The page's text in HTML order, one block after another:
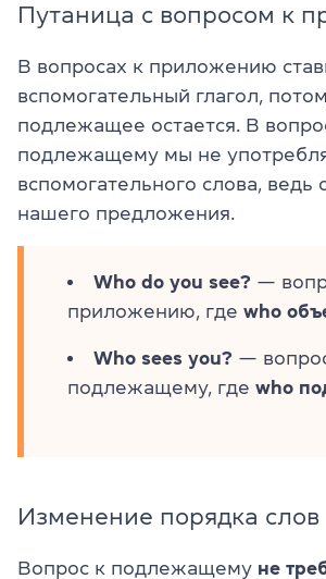
Путаница с вопросом к
В вопросах к приложению
вспомогательный глагол,
подлежащее остается. В
подлежащему мы не
вспомогательного слова,
нашего предложения.
Who do you see? —
приложению, где who
Who sees you? —
подлежащему, где who
Изменение порядка слов
Вопрос к подлежащему не